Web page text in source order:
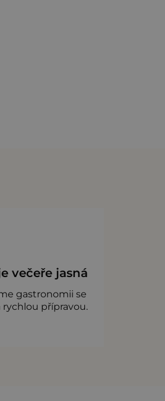
večeře jasná
gastronomii se
rychlou přípravou.